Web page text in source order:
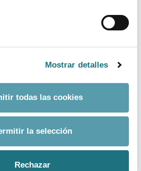
Mostrar detalles
todas las cookies
la selección
Rechazar
DE IMÁGENES